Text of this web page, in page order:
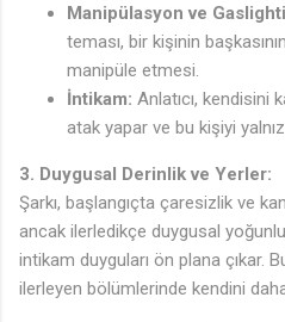
Manipülasyon ve
teması, bir kişinin
manipüle etmesi.
İntikam: Anlatıcı, kendisini
atak yapar ve bu kişiyi
3. Duygusal Derinlik ve Yerler:
Şarkı, başlangıçta çaresizlik ve
ancak ilerledikçe duygusal
intikam duyguları ön plana çıkar.
ilerleyen bölümlerinde kendini